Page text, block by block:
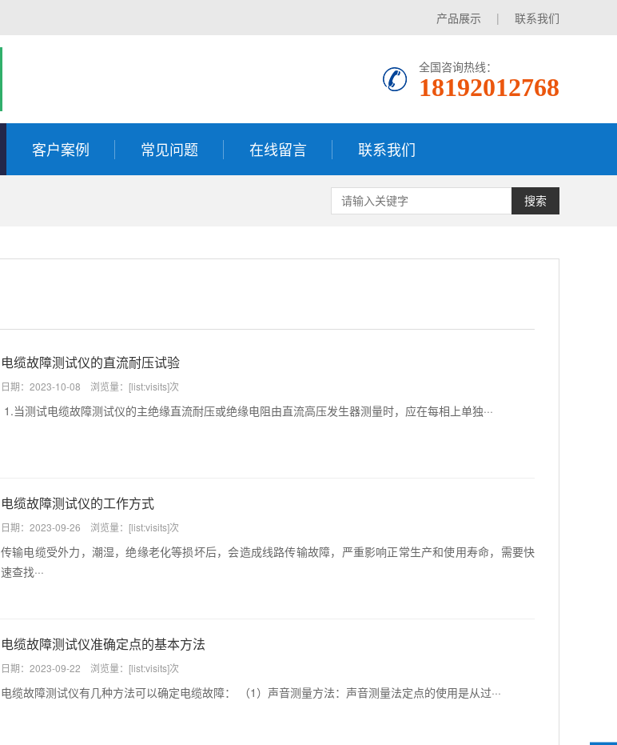
产品展示 | 联系我们
全国咨询热线：
18192012768
客户案例 常见问题 在线留言 联系我们
搜索
电缆故障测试仪的直流耐压试验
日期：2023-10-08 浏览量：[list:visits]次
1.当测试电缆故障测试仪的主绝缘直流耐压或绝缘电阻由直流高压发生器测量时，应在每相上单独···
电缆故障测试仪的工作方式
日期：2023-09-26 浏览量：[list:visits]次
传输电缆受外力，潮湿，绝缘老化等损坏后，会造成线路传输故障，严重影响正常生产和使用寿命，需要快
速查找···
电缆故障测试仪准确定点的基本方法
日期：2023-09-22 浏览量：[list:visits]次
电缆故障测试仪有几种方法可以确定电缆故障： （1）声音测量方法：声音测量法定点的使用是从过···